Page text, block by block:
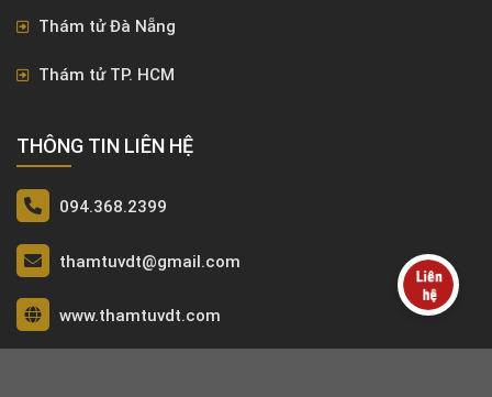
Thám tử Đà Nẵng
Thám tử TP. HCM
THÔNG TIN LIÊN HỆ
094.368.2399
thamtuvdt@gmail.com
www.thamtuvdt.com